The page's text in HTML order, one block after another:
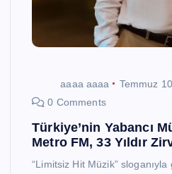
aaaa aaaa
Temmuz
0 Comments
Türkiye’nin Yabancı
Metro FM, 33 Yıldır
“Limitsiz Hit Müzik” sloganıyla